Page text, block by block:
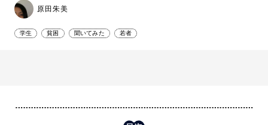
原田朱美
学生 貧困 聞いてみた 若者